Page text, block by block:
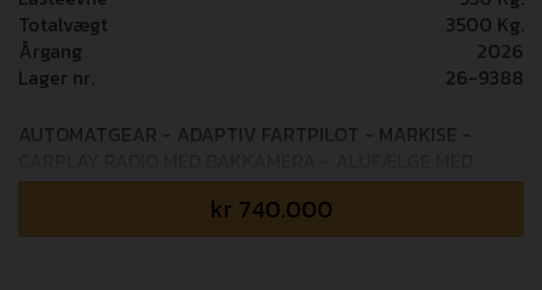
Totalvægt
3500 Kg.
Årgang
2026
Lager nr.
26-9388
AUTOMATGEAR - ADAPTIV FARTPILOT - MARKISE -
HELÅRSDÆK Mulighed for tilkøb af 36 mdr+ GOSafe
garanti (i alt 5 års garanti) - 14.995,- Udstyrspakker som
er inkluderet i prisen: PACK LIGHT Elektrisk håndbremse
kr 740.000